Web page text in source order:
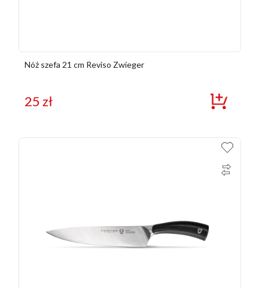
Nóż szefa 21 cm Reviso Zwieger
25 zł